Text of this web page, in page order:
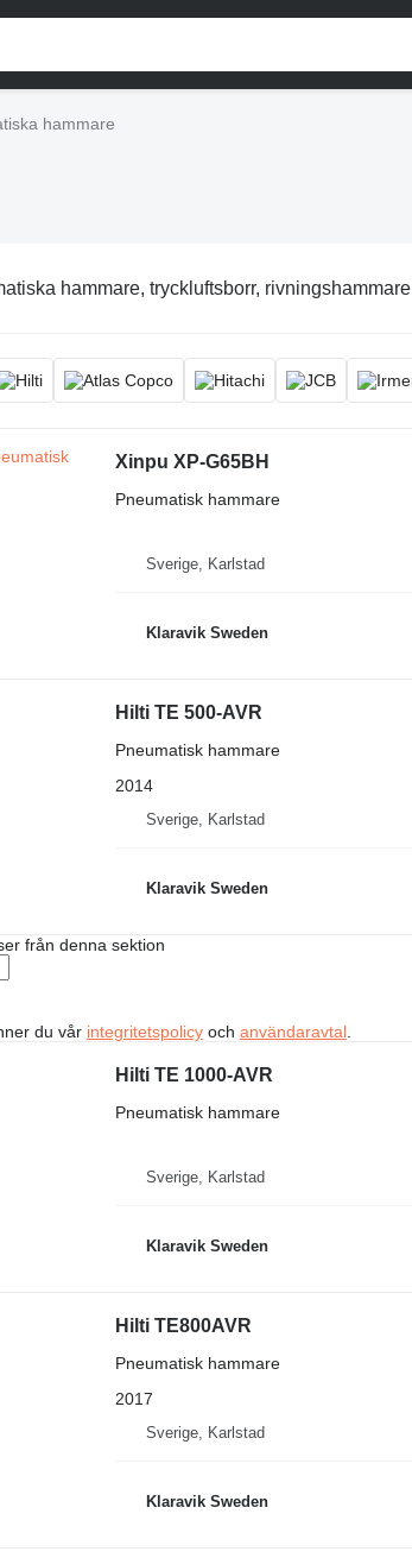
hammare
hammare, tryckluftsborr, rivningshammare
Xinpu XP-G65BH
Pneumatisk hammare
Sverige, Karlstad
Klaravik Sweden
Hilti TE 500-AVR
Pneumatisk hammare
2014
Sverige, Karlstad
Klaravik Sweden
från denna sektion
du vår integritetspolicyoch användaravtal.
Hilti TE 1000-AVR
Pneumatisk hammare
Sverige, Karlstad
Klaravik Sweden
Hilti TE800AVR
Pneumatisk hammare
2017
Sverige, Karlstad
Klaravik Sweden